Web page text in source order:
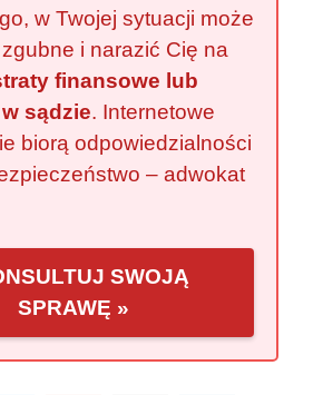
w Twojej sytuacji może
i narazić Cię na
finansowe lub
sądzie. Internetowe
biorą odpowiedzialności
– adwokat
SWOJĄ
SPRAWĘ »